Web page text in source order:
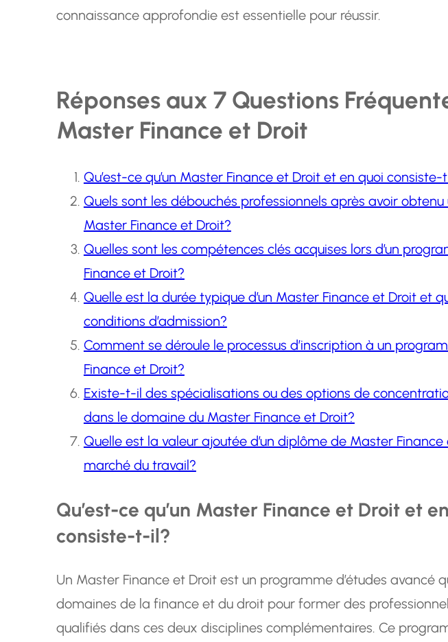
connaissance approfondie est essentielle pour réussir.
Réponses aux 7 Questions
Master Finance et Droit
Qu’est-ce qu’un Master Finance et Droit et en quoi consiste-
Quels sont les débouchés professionnels après avoir
Master Finance et Droit?
Quelles sont les compétences clés acquises lors d’un
Finance et Droit?
Quelle est la durée typique d’un Master Finance et Droit et
conditions d’admission?
Comment se déroule le processus d’inscription à un
Finance et Droit?
Existe-t-il des spécialisations ou des options de
dans le domaine du Master Finance et Droit?
Quelle est la valeur ajoutée d’un diplôme de Master Finance
marché du travail?
Qu’est-ce qu’un Master Finance et Droit et
consiste-t-il?
Un Master Finance et Droit est un programme d’études avancé
domaines de la finance et du droit pour former des
qualifiés dans ces deux disciplines complémentaires. Ce